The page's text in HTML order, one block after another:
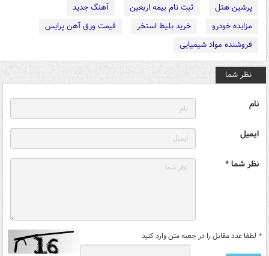
پرشین هتل
ثبت نام بیمه اربعین
آهنگ جدید
مزایده خودرو
خرید بلیط استخر
قیمت ورق آهن پرایس
فروشنده مواد شیمیایی
نظر شما
نام
ایمیل
نظر شما *
* لطفا عدد مقابل را در جعبه متن وارد کنید